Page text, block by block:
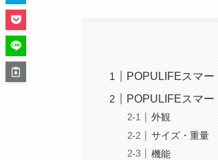
POPULIFEスマ
POPULIFEスマ
外観
サイズ・重量
機能